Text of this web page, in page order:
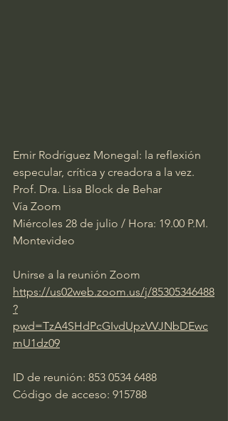
Emir Rodríguez Monegal: la reflexión
especular, crítica y creadora a la vez.
Prof. Dra. Lisa Block de Behar
Vía Zoom
Miércoles 28 de julio / Hora: 19.00 P.M.
Montevideo
Unirse a la reunión Zoom
https://us02web.zoom.us/j/85305346488
?
pwd=TzA4SHdPcGIvdUpzVVJNbDEwc
mU1dz09
ID de reunión: 853 0534 6488
Código de acceso: 915788